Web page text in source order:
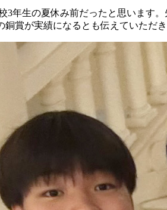
3年生の夏休み前だったと思います
銅賞が実績になるとも伝えていただき